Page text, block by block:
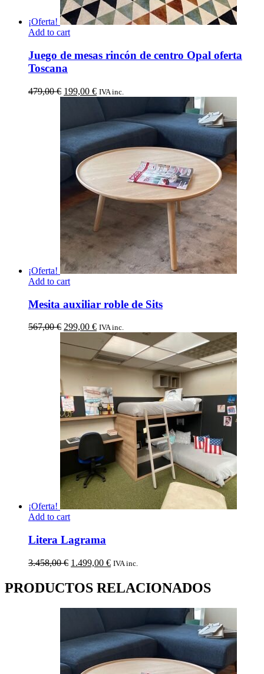
¡Oferta!
Add to cart
Juego de mesas rincón de centro Opal oferta
Toscana
479,00€ El
479,00 €.
199,00 €El
precio
actual
es:
199,00 €.
IVA inc.
¡Oferta!
Add to cart
Mesita auxiliar roble de Sits
567,00€ El
original
era:
567,00 €.
299,00 €El
precio
actual
es:
299,00 €.
IVA inc.
¡Oferta!
Add to cart
Litera Lagrama
3.458,00€ El
original
era:
1.499,00 €El
actual
es:
IVA inc.
PRODUCTOS RELACIONADOS